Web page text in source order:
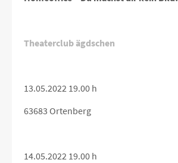
Theaterclub ägdschen
13.05.2022 19.00 h
63683 Ortenberg
14.05.2022 19.00 h